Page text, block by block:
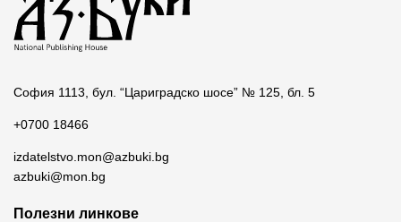
София 1113, бул. “Цариградско шосе” № 125, бл. 5
+0700 18466
izdatelstvo.mon@azbuki.bg
azbuki@mon.bg
Полезни линкове